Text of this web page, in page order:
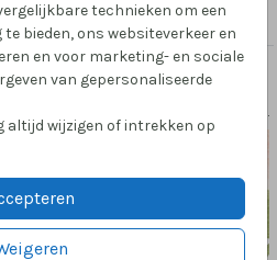
technieken om een
bieden, ons websiteverkeer en
en voor marketing- en sociale
van gepersonaliseerde
altijd wijzigen of intrekken op